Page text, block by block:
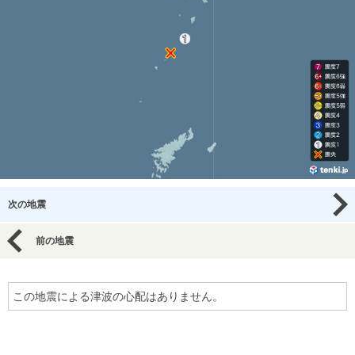
次の地震
前の地震
この地震による津波の心配はありません。